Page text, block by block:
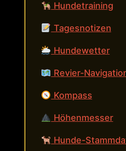
Hundetraining
Tagesnotizen
Hundewetter
Revier-
Kompass
Höhenmesser
Hunde-